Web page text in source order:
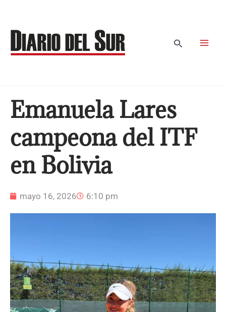
contenido
Buscar
Emanuela Lares
campeona del ITF
en Bolivia
mayo 16, 2026 6:10 pm